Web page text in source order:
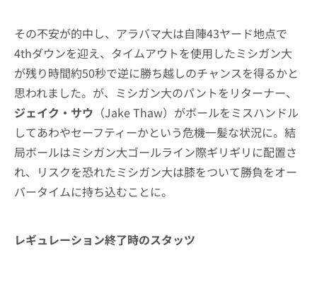
その不安が的中し、アラバマ大は自陣43ヤード地点で
4thダウンを迎え、タイムアウトを使用したミシガン大
が残り時間約50秒で逆に勝ち越しのチャンスを得るかと
思われました。が、ミシガン大のパントをリターナー、
ジェイク・サウ （Jake Thaw）がボールをミスハンドル
してあわやセーフティーかという危機一髪な状況に。結
局ボールはミシガン大ゴールライン際ギリギリに配置さ
れ、リスクを恐れたミシガン大は膝をついて勝負をオー
バータイムに持ち込むことに。
レギュレーション終了時のスタッツ